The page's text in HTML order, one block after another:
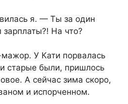
я. — Ты за один
зарплаты?! На что?
У Кати порвалась
старые были, пришлось
А сейчас зима скоро,
и испорченном.